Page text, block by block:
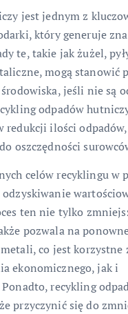
jest jednym z
który generuje
te, takie jak żużel,
mogą stanowić
jeśli nie są
odpadów
redukcji ilości
oszczędności
celów recyklingu w
ten nie tylko
pozwala na
co jest korzystne
ekonomicznego, jak i
recykling
przyczynić się do